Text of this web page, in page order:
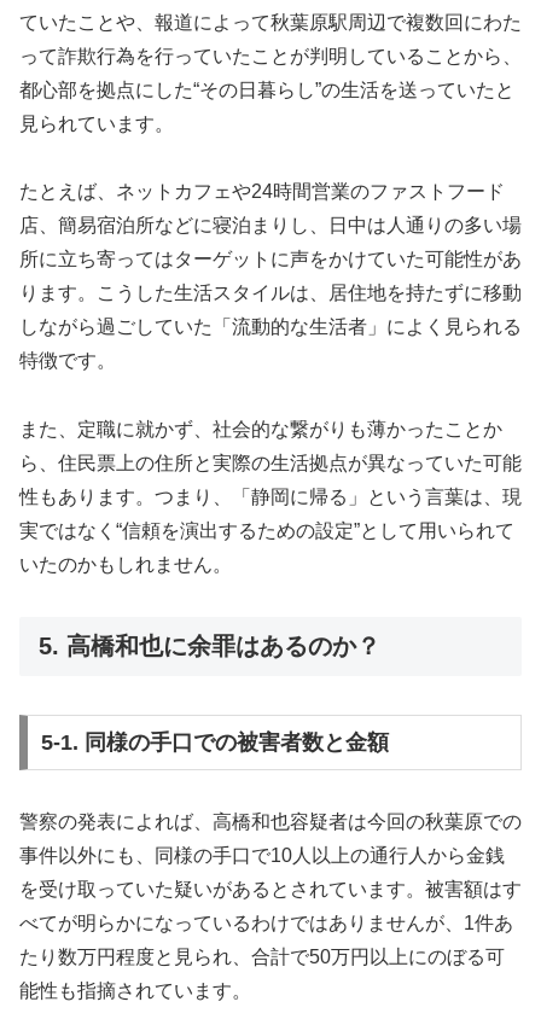
ていたことや、報道によって秋葉原駅周辺で複数回にわた
って詐欺行為を行っていたことが判明していることから、
都心部を拠点にした“その日暮らし”の生活を送っていたと
見られています。
たとえば、ネットカフェや24時間営業のファストフード
店、簡易宿泊所などに寝泊まりし、日中は人通りの多い場
所に立ち寄ってはターゲットに声をかけていた可能性があ
ります。こうした生活スタイルは、居住地を持たずに移動
しながら過ごしていた「流動的な生活者」によく見られる
特徴です。
また、定職に就かず、社会的な繋がりも薄かったことか
ら、住民票上の住所と実際の生活拠点が異なっていた可能
性もあります。つまり、「静岡に帰る」という言葉は、現
実ではなく“信頼を演出するための設定”として用いられて
いたのかもしれません。
5. 高橋和也に余罪はあるのか？
5-1. 同様の手口での被害者数と金額
警察の発表によれば、高橋和也容疑者は今回の秋葉原での
事件以外にも、同様の手口で10人以上の通行人から金銭
を受け取っていた疑いがあるとされています。被害額はす
べてが明らかになっているわけではありませんが、1件あ
たり数万円程度と見られ、合計で50万円以上にのぼる可
能性も指摘されています。